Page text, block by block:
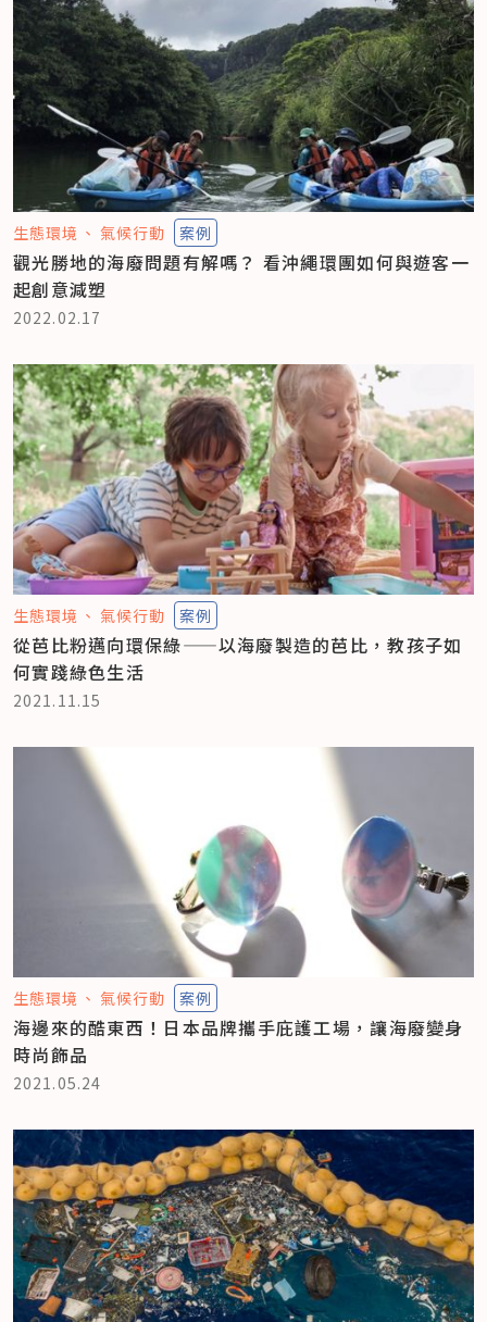
生態環境 氣候行動 案例
觀光勝地的海廢問題有解嗎？ 看沖繩環團如何與遊客一
起創意減塑
2022.02.17
生態環境 氣候行動 案例
從芭比粉邁向環保綠——以海廢製造的芭比，教孩子如
何實踐綠色生活
2021.11.15
生態環境 氣候行動 案例
海邊來的酷東西！日本品牌攜手庇護工場，讓海廢變身
時尚飾品
2021.05.24